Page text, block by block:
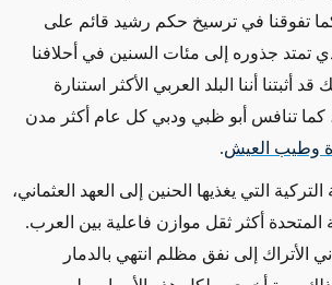
تفوقنا في ترسيخ حكم رشيد قائم على
تمتد جذوره إلى مئات السنين في أحلافنا
أثبتنا أننا البلد العربي الأكثر استنارة
كما تنافس أبو ظبي ودبي كل عام أكثر مدن
وطيب العيش.
التي يغذيها الحنين إلى العهد العثماني،
المتحدة أكثر ثقل موازن فاعلية بين العرب.
الأتراك إلى نفق مظلم انتهي بالدمار